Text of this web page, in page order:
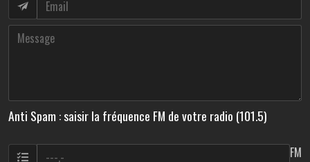
Anti Spam : saisir la fréquence FM de votre radio (101.5)
FM